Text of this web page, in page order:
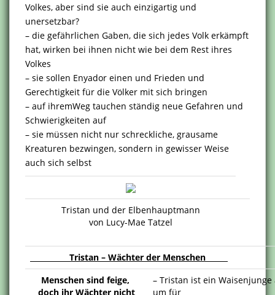
Volkes, aber sind sie auch einzigartig und
unersetzbar?
– die gefährlichen Gaben, die sich jedes Volk erkämpft
hat, wirken bei ihnen nicht wie bei dem Rest ihres
Volkes
– sie sollen Enyador einen und Frieden und
Gerechtigkeit für die Völker mit sich bringen
– auf ihremWeg tauchen ständig neue Gefahren und
Schwierigkeiten auf
– sie müssen nicht nur schreckliche, grausame
Kreaturen bezwingen, sondern in gewisser Weise
auch sich selbst
Tristan und der Elbenhauptmann
von Lucy-Mae Tatzel
Tristan – Wächter der Menschen
Menschen sind feige,
doch ihr Wächter nicht
– Tristan ist ein
um für